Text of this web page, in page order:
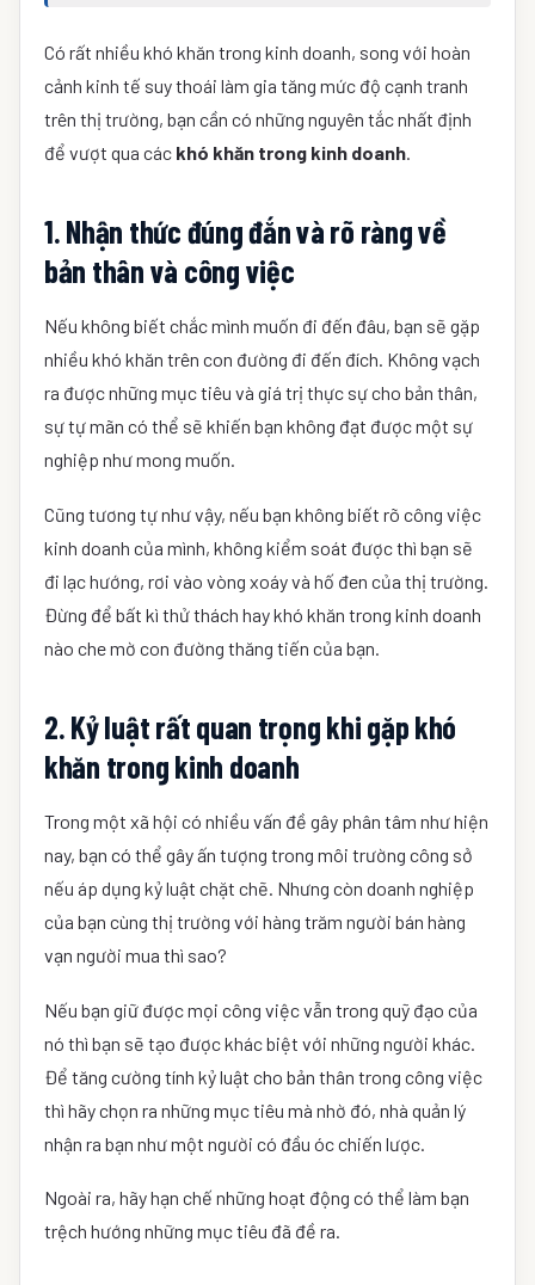
Có rất nhiều khó khăn trong kinh doanh, song với hoàn
cảnh kinh tế suy thoái làm gia tăng mức độ cạnh tranh
trên thị trường, bạn cần có những nguyên tắc nhất định
để vượt qua các khó khăn trong kinh doanh.
1. Nhận thức đúng đắn và rõ ràng về
bản thân và công việc
Nếu không biết chắc mình muốn đi đến đâu, bạn sẽ gặp
nhiều khó khăn trên con đường đi đến đích. Không vạch
ra được những mục tiêu và giá trị thực sự cho bản thân,
sự tự mãn có thể sẽ khiến bạn không đạt được một sự
nghiệp như mong muốn.
Cũng tương tự như vậy, nếu bạn không biết rõ công việc
kinh doanh của mình, không kiểm soát được thì bạn sẽ
đi lạc hướng, rơi vào vòng xoáy và hố đen của thị trường.
Đừng để bất kì thử thách hay khó khăn trong kinh doanh
nào che mờ con đường thăng tiến của bạn.
2. Kỷ luật rất quan trọng khi gặp khó
khăn trong kinh doanh
Trong một xã hội có nhiều vấn đề gây phân tâm như hiện
nay, bạn có thể gây ấn tượng trong môi trường công sở
nếu áp dụng kỷ luật chặt chẽ. Nhưng còn doanh nghiệp
của bạn cùng thị trường với hàng trăm người bán hàng
vạn người mua thì sao?
Nếu bạn giữ được mọi công việc vẫn trong quỹ đạo của
nó thì bạn sẽ tạo được khác biệt với những người khác.
Để tăng cường tính kỷ luật cho bản thân trong công việc
thì hãy chọn ra những mục tiêu mà nhờ đó, nhà quản lý
nhận ra bạn như một người có đầu óc chiến lược.
Ngoài ra, hãy hạn chế những hoạt động có thể làm bạn
trệch hướng những mục tiêu đã đề ra.